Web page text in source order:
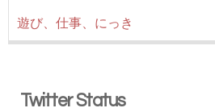
遊び、仕事、にっき
Twitter Status